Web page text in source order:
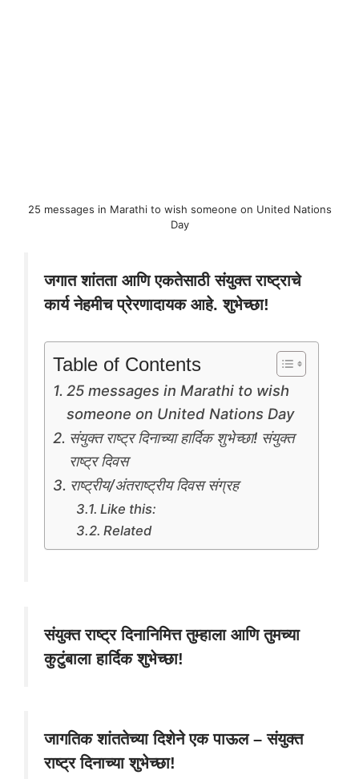
25 messages in Marathi to wish someone on United Nations
Day
जगात शांतता आणि एकतेसाठी संयुक्त राष्ट्राचे
कार्य नेहमीच प्रेरणादायक आहे. शुभेच्छा!
Table of Contents
25 messages in Marathi to wish
someone on United Nations Day
संयुक्त राष्ट्र दिनाच्या हार्दिक शुभेच्छा! संयुक्त
राष्ट्र दिवस
राष्ट्रीय/अंतराष्ट्रीय दिवस संग्रह
Like this:
Related
संयुक्त राष्ट्र दिनानिमित्त तुम्हाला आणि तुमच्या
कुटुंबाला हार्दिक शुभेच्छा!
जागतिक शांततेच्या दिशेने एक पाऊल – संयुक्त
राष्ट्र दिनाच्या शुभेच्छा!